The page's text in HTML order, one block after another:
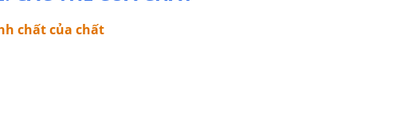
chất của chất